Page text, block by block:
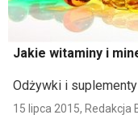
Jakie witaminy i
Odżywki i suplementy
15 lipca 2015, Redakcja